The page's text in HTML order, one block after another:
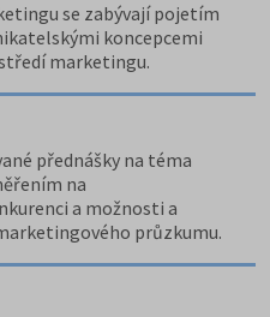
se zabývají pojetím
koncepcemi
marketingu.
přednášky na téma
na
a možnosti a
průzkumu.